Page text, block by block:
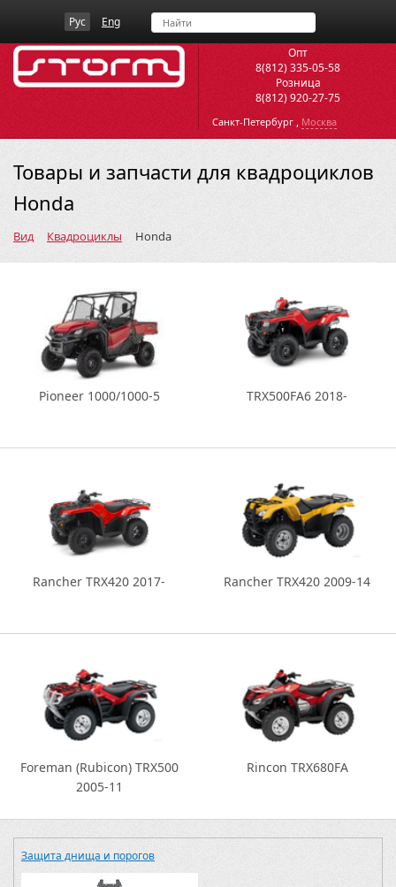
Рус Eng
Опт
8(812) 335-05-58
Розница
8(812) 920-27-75
Санкт-Петербург , Москва
Товары и запчасти для квадроциклов
Honda
Вид Квадроциклы Honda
Pioneer 1000/1000-5 TRX500FA6 2018-
Rancher TRX420 2017- Rancher TRX420 2009-14
Foreman (Rubicon) TRX500
2005-11
Rincon TRX680FA
Защита днища и порогов